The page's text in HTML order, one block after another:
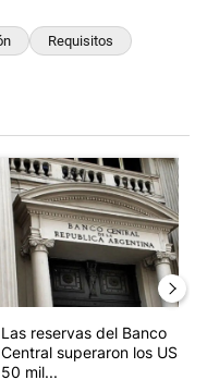
Requisitos
"Dónde serán los cortes
Un artículo de tendencia
Las reservas del Banco
Central superaron los US$
50 mil...